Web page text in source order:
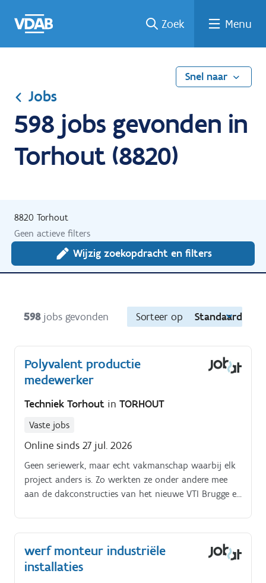
naar
een
een
job
naar
Zoek Menu
Snel naar
Jobs
598 jobs gevonden in
Torhout (8820)
8820 Torhout
Geen actieve filters
Wijzig zoekopdracht en filters
598 jobs gevonden Sorteer op Standaard
Polyvalent productie
medewerker
Techniek Torhout in TORHOUT
Vaste jobs
Online sinds 27 jul. 2026
Geen seriewerk, maar echt vakmanschap waarbij elk
project anders is. Zo werkten ze onder andere mee
aan de dakconstructies van het nieuwe VTI Brugge en
werf monteur industriële
installaties